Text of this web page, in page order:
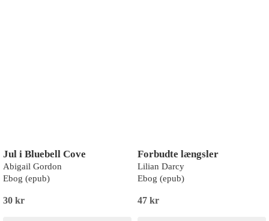
Jul i Bluebell Cove
Abigail Gordon
Ebog (epub)
30 kr
Forbudte længsler
Lilian Darcy
Ebog (epub)
47 kr